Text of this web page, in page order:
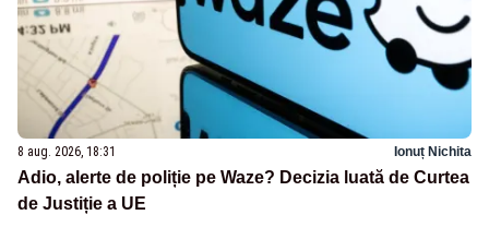
8 aug. 2026, 18:31 Ionuț Nichita
Adio, alerte de poliție pe Waze? Decizia luată de Curtea
de Justiție a UE